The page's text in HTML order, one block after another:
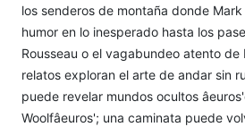
los senderos de montaña donde
humor en lo inesperado hasta los
Rousseau o el vagabundeo atento de
relatos exploran el arte de andar sin
puede revelar mundos ocultos
Woolfâeuros'; una caminata puede